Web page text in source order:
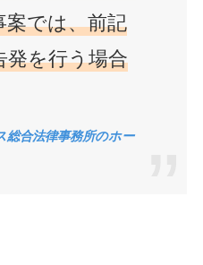
案では、前記
発を行う場合
総合法律事務所のホー